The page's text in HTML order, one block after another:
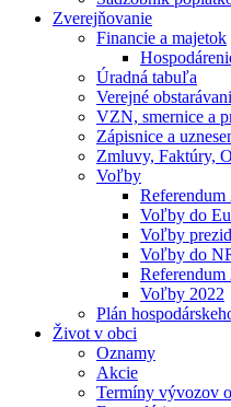
Zverejňovanie
Financie a majetok
Úradná tabuľa
Verejné
VZN, smernice a
Zápisnice a
Zmluvy, Faktúry,
Voľby
Referendum
Voľby do
Voľby
Voľby do
Referendum
Voľby 2022
Plán
Život v obci
Oznamy
Akcie
Termíny vývozov